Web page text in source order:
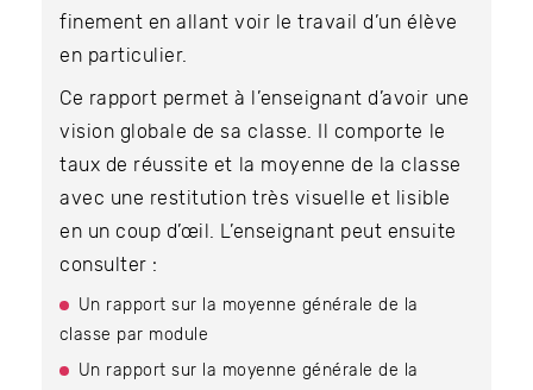
finement en allant voir le travail d’un élève
en particulier.
Ce rapport permet à l’enseignant d’avoir une
vision globale de sa classe. Il comporte le
taux de réussite et la moyenne de la classe
avec une restitution très visuelle et lisible
en un coup d’œil. L’enseignant peut ensuite
consulter :
Un rapport sur la moyenne générale de la
classe par module
Un rapport sur la moyenne générale de la